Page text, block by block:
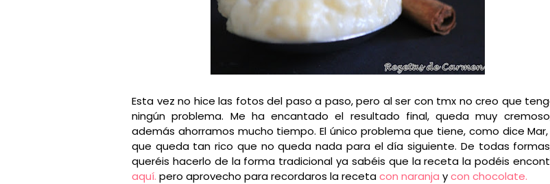
Esta vez no hice las fotos del paso a paso, pero al ser con tmx no creo que
ningún problema. Me ha encantado el resultado final, queda muy
además ahorramos mucho tiempo. El único problema que tiene, como dice Mar,
que queda tan rico que no queda nada para el día siguiente. De todas
queréis hacerlo de la forma tradicional ya sabéis que la receta la podéis
aquí. pero aprovecho para recordaros la recetacon naranja ycon chocolate.